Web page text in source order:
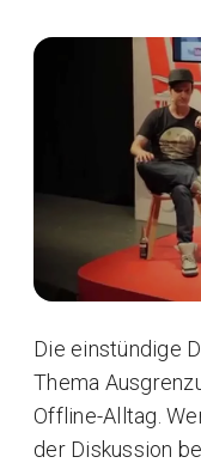
Die einstündige
Thema
Offline-Alltag.
der Diskussion